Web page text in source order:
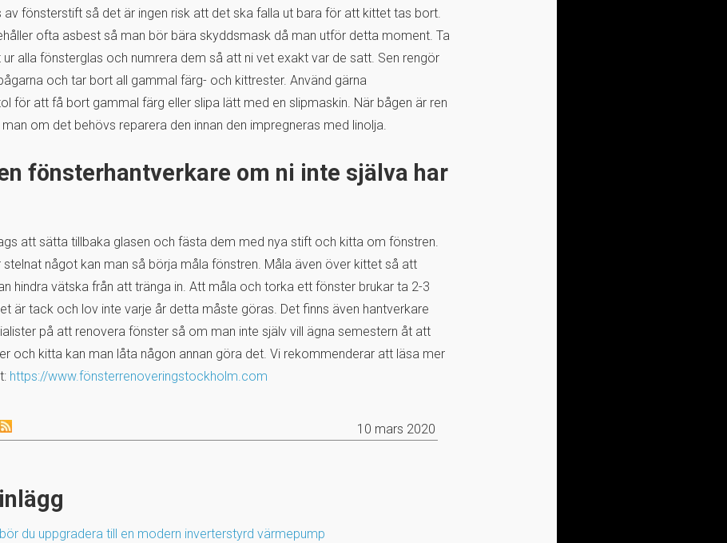
av fönsterstift så det är ingen risk att det ska falla ut bara för att kittet tas bort.
ofta asbest så man bör bära skyddsmask då man utför detta moment. Ta
alla fönsterglas och numrera dem så att ni vet exakt var de satt. Sen rengör
och tar bort all gammal färg- och kittrester. Använd gärna
för att få bort gammal färg eller slipa lätt med en slipmaskin. När bågen är ren
om det behövs reparera den innan den impregneras med linolja.
fönsterhantverkare om ni inte själva har
att sätta tillbaka glasen och fästa dem med nya stift och kitta om fönstren.
stelnat något kan man så börja måla fönstren. Måla även över kittet så att
hindra vätska från att tränga in. Att måla och torka ett fönster brukar ta 2-3
är tack och lov inte varje år detta måste göras. Det finns även hantverkare
på att renovera fönster så om man inte själv vill ägna semestern åt att
och kitta kan man låta någon annan göra det. Vi rekommenderar att läsa mer
https://www.fönsterrenoveringstockholm.com
10 mars 2020
du uppgradera till en modern inverterstyrd värmepump